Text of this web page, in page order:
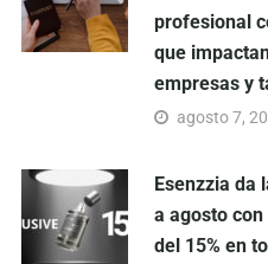
profesional
que
empresas y
agosto 7,
Esenzzia da
a agosto
del 15% en